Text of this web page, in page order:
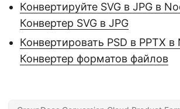
Конвертируйте SVG в JPG в
Конвертер SVG в JPG
Конвертировать PSD в PPTX
Конвертер форматов файлов